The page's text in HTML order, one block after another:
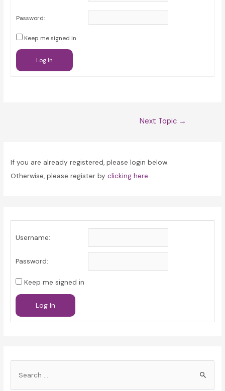
Password:
Keep me signed in
Log In
Next Topic →
If you are already registered, please login below.
Otherwise, please register byclicking here
Username:
Password:
Keep me signed in
Log In